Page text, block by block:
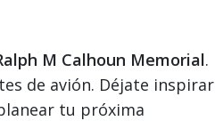
M Calhoun Memorial.
de avión. Déjate inspirar
tu próxima